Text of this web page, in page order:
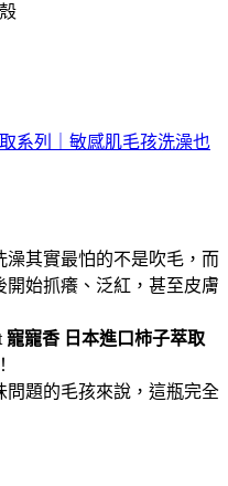
系列｜敏感肌毛孩洗澡也
其實最怕的不是吹毛，而
始抓癢、泛紅，甚至皮膚
寵寵香 日本進口柿子萃取
題的毛孩來說，這瓶完全